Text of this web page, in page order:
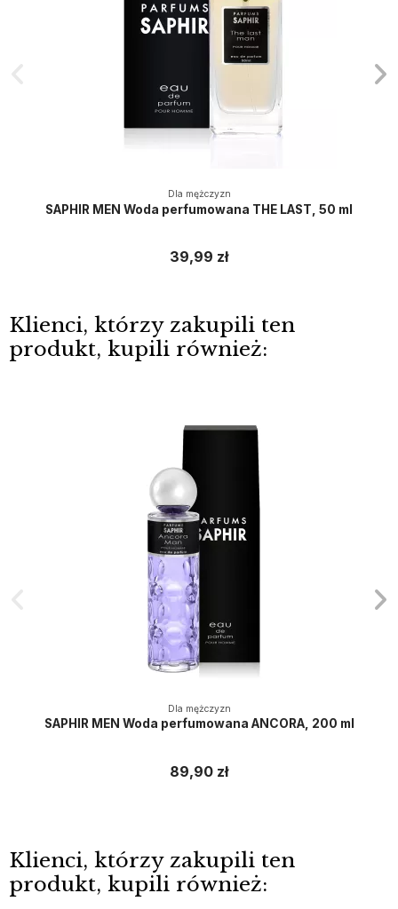
Dla mężczyzn
SAPHIR MEN Woda perfumowana THE LAST, 50 ml
39,99 zł
Klienci, którzy zakupili ten
produkt, kupili również:
Dla mężczyzn
SAPHIR MEN Woda perfumowana ANCORA, 200 ml
89,90 zł
Klienci, którzy zakupili ten
produkt, kupili również: